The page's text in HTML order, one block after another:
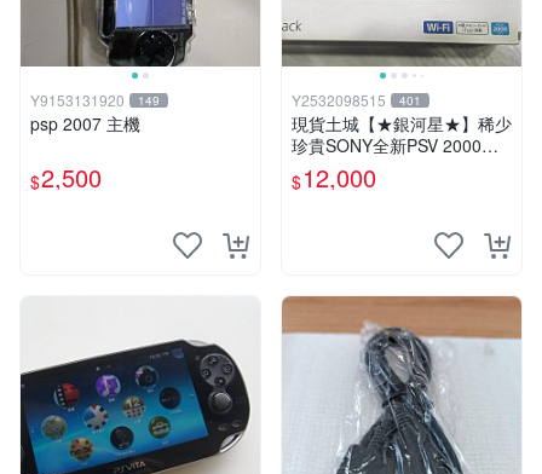
Y9153131920 149
psp 2007 主機
$2,500
Y2532098515 401
現貨土城【★銀河星★】稀少
珍貴SONY全新PSV 2000主
機.可轉換中文.全新PSV未使
用
$12,000